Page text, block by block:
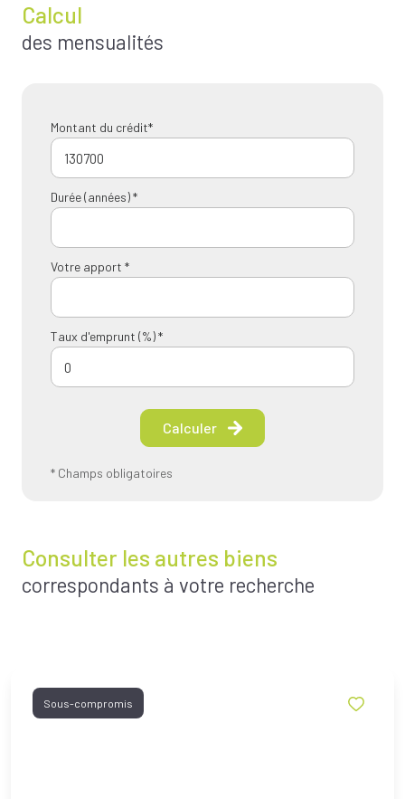
Calcul
des mensualités
Montant du crédit*
Durée (années) *
Votre apport *
Taux d'emprunt (%) *
Calculer
* Champs obligatoires
Consulter les autres biens
correspondants à votre recherche
Sous-compromis